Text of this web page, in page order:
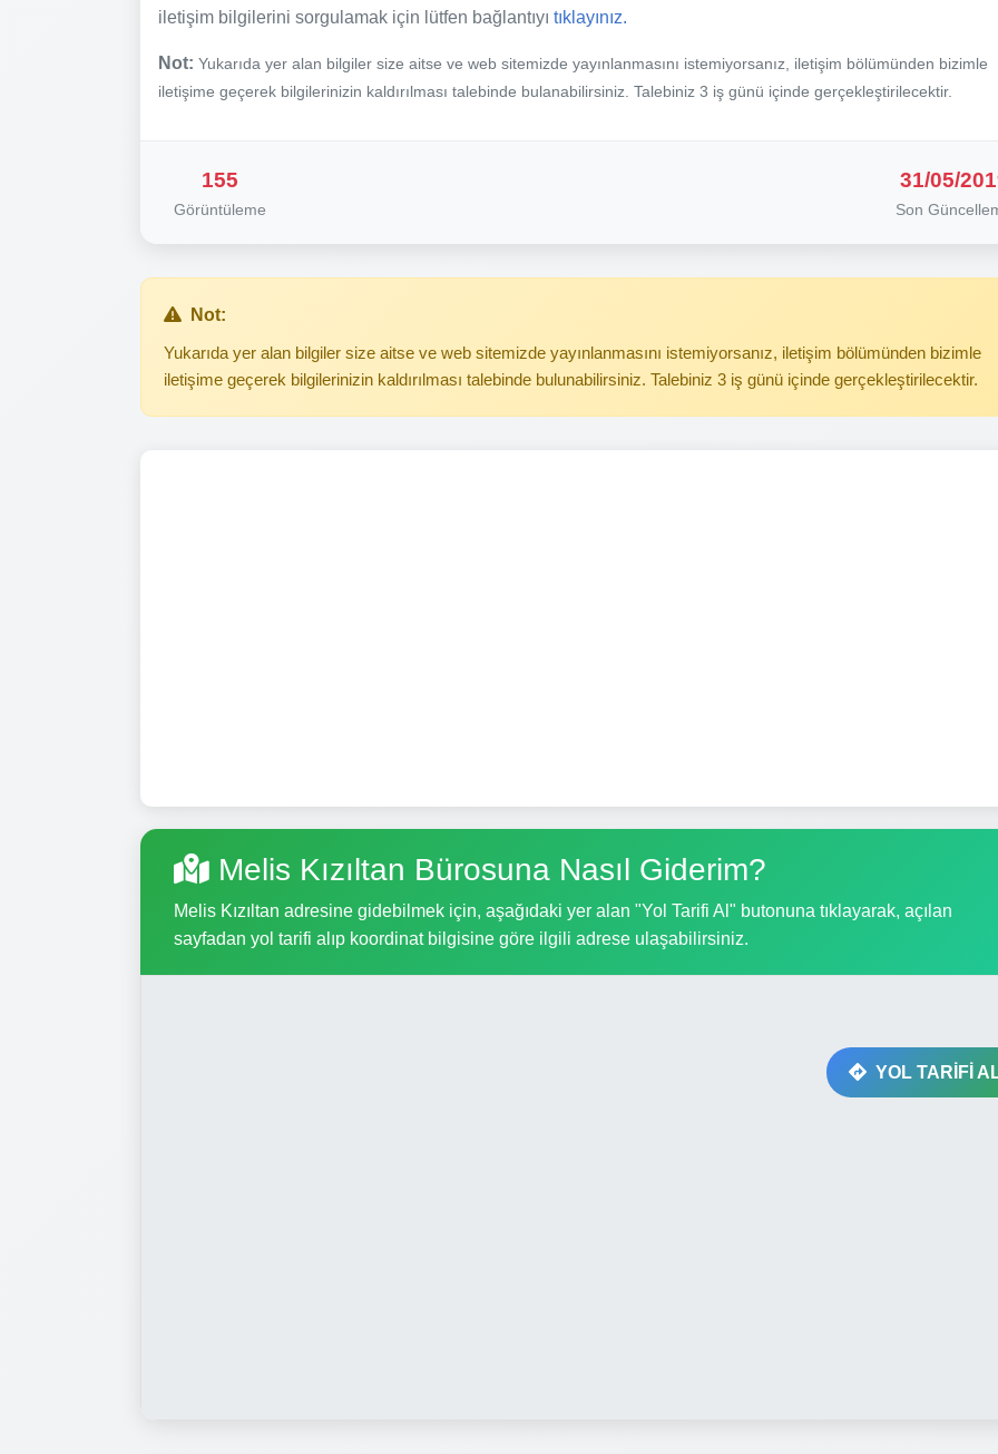
iletişim bilgilerini sorgulamak için lütfen bağlantıyı tıklayınız.
Not: Yukarıda yer alan bilgiler size aitse ve web sitemizde yayınlanmasını istemiyorsanız, iletişim bölümünden bizimle
iletişime geçerek bilgilerinizin kaldırılması talebinde bulanabilirsiniz. Talebiniz 3 iş günü içinde gerçekleştirilecektir.
155
Görüntüleme
31/05/
Son
Not:
Yukarıda yer alan bilgiler size aitse ve web sitemizde yayınlanmasını istemiyorsanız, iletişim bölümünden bizimle
iletişime geçerek bilgilerinizin kaldırılması talebinde bulunabilirsiniz. Talebiniz 3 iş günü içinde gerçekleştirilecektir.
Melis Kızıltan Bürosuna Nasıl Giderim?
Melis Kızıltan adresine gidebilmek için, aşağıdaki yer alan "Yol Tarifi Al" butonuna tıklayarak, açılan
sayfadan yol tarifi alıp koordinat bilgisine göre ilgili adrese ulaşabilirsiniz.
YOL TARİFİ